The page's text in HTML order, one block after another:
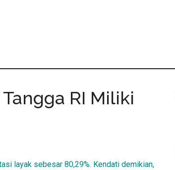
RI Miliki
layak sebesar 80,29%. Kendati demikian,